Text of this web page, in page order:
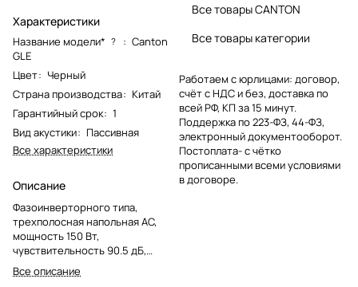
Характеристики
Название модели* ? : Canton
GLE
Цвет: Черный
Страна производства: Китай
Гарантийный срок: 1
Вид акустики: Пассивная
Все характеристики
Описание
Фазоинверторного типа,
трехполосная напольная АС,
мощность 150 Вт,
чувствительность 90.5 дБ,
импеданс 4 - 8 Ом, диапазон
частот 20-30000 Гц, цвет
Все описание
Все товары CANTON
Все товары категории
Работаем с юрлицами: договор,
счёт с НДС и без, доставка по
всей РФ, КП за 15 минут.
Поддержка по 223-ФЗ, 44-ФЗ,
электронный документооборот.
Постоплата- с чётко
прописанными всеми условиями
в договоре.